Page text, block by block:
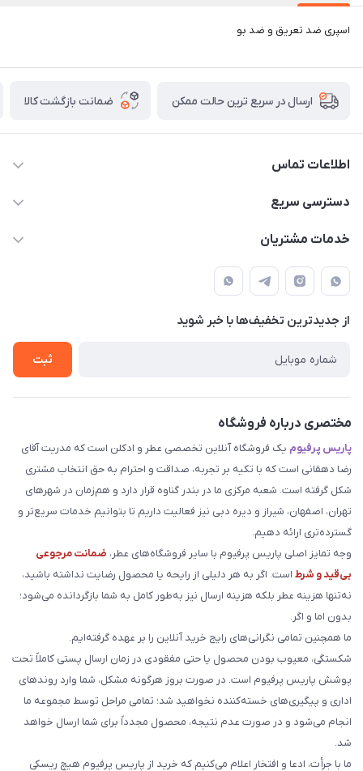
اسپری ضد تعریق و ضد بو
ارسال در سریع ترین حالت ممکن ضمانت بازگشت کالا
اطلاعات تماس
09387538030
دهقانی
دسترسی سریع
حساب کاربری
لیست محصولات
درباره ما
خدمات مشتریان
قوانین و مقررات
حریم خصوصی
راهنما
از جدید‌ترین تخفیف‌ها با‌ خبر شوید
ثبت
مختصری درباره فروشگاه
پاریس پرفیوم یک فروشگاه آنلاین تخصصی عطر و ادکلن است که مدریت آقای
رضا دهقانی است که با تکیه بر تجربه، صداقت و احترام به حق انتخاب مشتری
شکل گرفته است. شعبه مرکزی ما در بندر گناوه قرار دارد و هم‌زمان در شهرهای
تهران، اصفهان، شیراز و دیره دبی نیز فعالیت داریم تا بتوانیم خدمات سریع‌تر و
گسترده‌تری ارائه دهیم.
وجه تمایز اصلی پاریس پرفیوم با سایر فروشگاه‌های عطر، ضمانت مرجوعی
بی‌قید و شرط است. اگر به هر دلیلی از رایحه یا محصول رضایت نداشته باشید،
نه‌تنها هزینه عطر بلکه هزینه ارسال نیز به‌طور کامل به شما بازگردانده می‌شود؛
بدون اما و اگر.
ما همچنین تمامی نگرانی‌های رایج خرید آنلاین را بر عهده گرفته‌ایم.
شکستگی، معیوب بودن محصول یا حتی مفقودی در زمان ارسال پستی کاملاً تحت
پوشش پاریس پرفیوم است. در صورت بروز هرگونه مشکل، شما وارد روندهای
اداری و پیگیری‌های خسته‌کننده نخواهید شد؛ تمامی مراحل توسط مجموعه ما
انجام می‌شود و در صورت عدم نتیجه، محصول مجدداً برای شما ارسال خواهد
شد.
ما با جرأت، ادعا و افتخار اعلام می‌کنیم که خرید از پاریس پرفیوم هیچ ریسکی